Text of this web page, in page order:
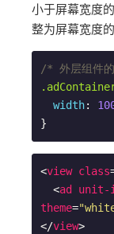
小于屏幕宽度
整为屏幕宽度的
/* 外层组件
width:
<view class
<ad unit-
theme=
</view>